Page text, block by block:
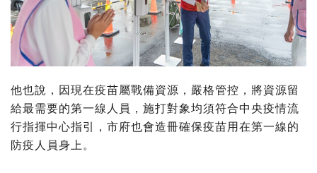
他也說，因現在疫苗屬戰備資源，嚴格管控，將資源留
給最需要的第一線人員，施打對象均須符合中央疫情流
行指揮中心指引，市府也會造冊確保疫苗用在第一線的
防疫人員身上。